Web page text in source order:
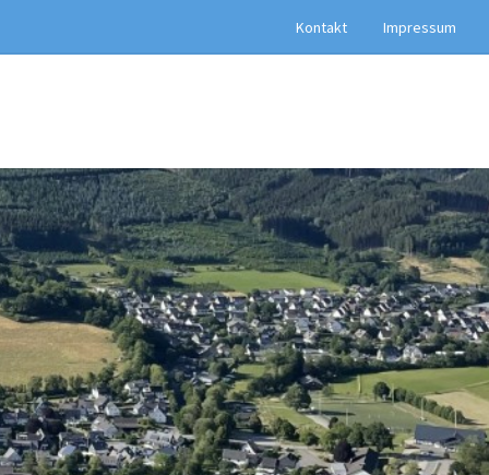
Kontakt Impressum